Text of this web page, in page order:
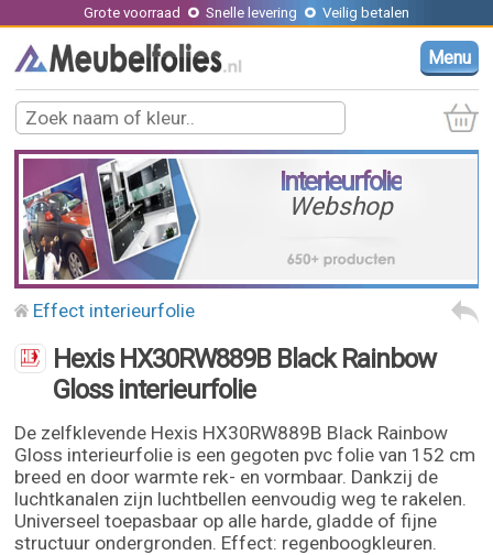
Grote voorraad Snelle levering Veilig betalen
Menu
Interieurfolie
Webshop
Effect interieurfolie
Hexis HX30RW889B Black Rainbow
Gloss interieurfolie
De zelfklevende Hexis HX30RW889B Black Rainbow
Gloss interieurfolie is een gegoten pvc folie van 152 cm
breed en door warmte rek- en vormbaar. Dankzij de
luchtkanalen zijn luchtbellen eenvoudig weg te rakelen.
Universeel toepasbaar op alle harde, gladde of fijne
structuur ondergronden. Effect: regenboogkleuren.